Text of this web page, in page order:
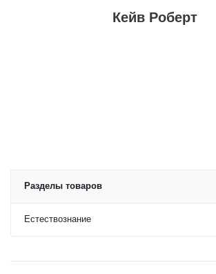
Кейв Роберт
Разделы товаров
Естествознание